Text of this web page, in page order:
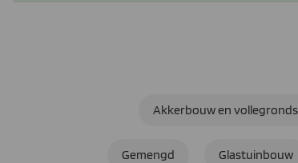
Akkerbouw en
Gemengd Glastuinbouw